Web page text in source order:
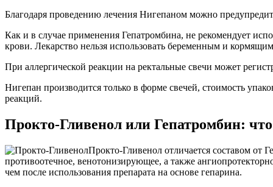
Благодаря проведению лечения Нигепаном можно
Как и в случае применения Гепатромбина, не рекомендует
крови. Лекарство нельзя использовать беременным и
При аллергической реакции на ректальные свечи может
Нигепан производится только в форме свечей, стоимость
реакций.
Прокто-Гливенол или Гепатромбин:
Прокто-Гливенол отличается составом от
противоотечное, венотонизирующее, а также
чем после использования препарата на основе гепарина.